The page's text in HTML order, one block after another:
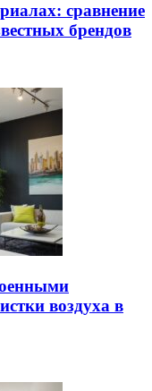
сравнение
брендов
воздуха в